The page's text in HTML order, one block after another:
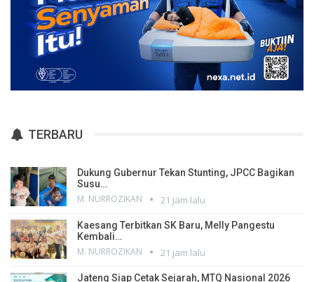
TERBARU
Dukung Gubernur Tekan Stunting, JPCC Bagikan
Susu…
M. NURROZIKAN 21 jam lalu
Kaesang Terbitkan SK Baru, Melly Pangestu
Kembali…
M. NURROZIKAN 21 jam lalu
Jateng Siap Cetak Sejarah, MTQ Nasional 2026